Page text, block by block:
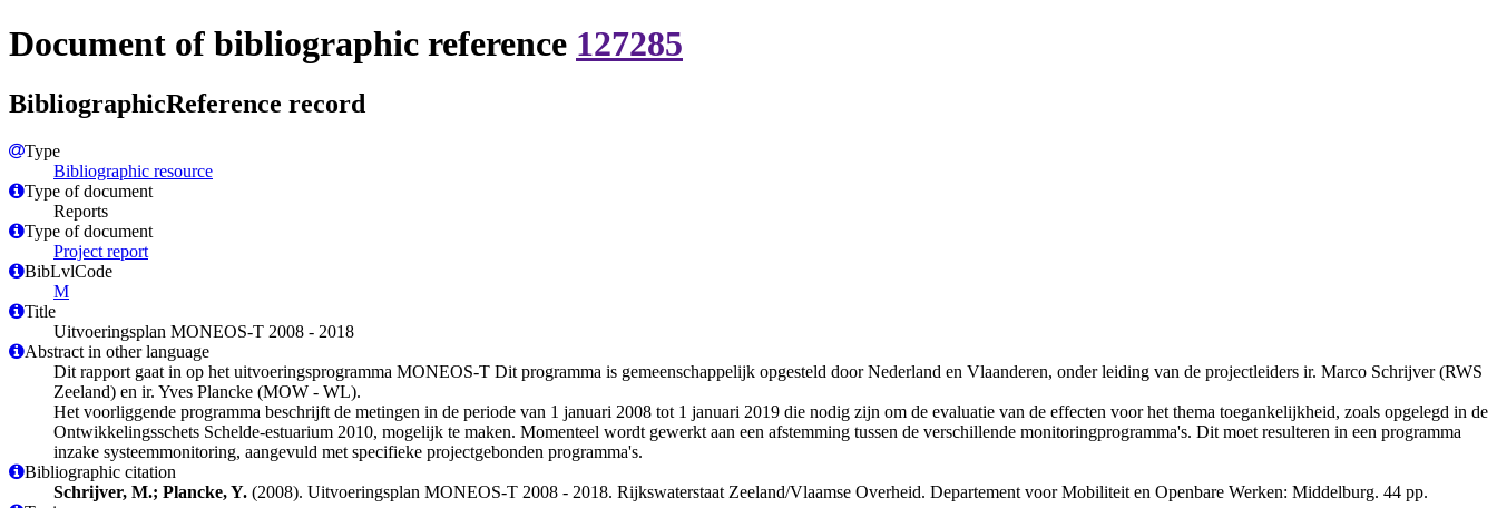
Document of bibliographic reference 127285
BibliographicReference record
Type
Bibliographic resource
Type of document
Reports
Type of document
Project report
BibLvlCode
M
Title
Uitvoeringsplan MONEOS-T 2008 - 2018
Abstract in other language
Dit rapport gaat in op het uitvoeringsprogramma MONEOS-T Dit programma is gemeenschappelijk opgesteld door Nederland en Vlaanderen, onder leiding van de projectleiders ir. Marco Schrijver (RWS
Zeeland) en ir. Yves Plancke (MOW - WL).
Het voorliggende programma beschrijft de metingen in de periode van 1 januari 2008 tot 1 januari 2019 die nodig zijn om de evaluatie van de effecten voor het thema toegankelijkheid, zoals opgelegd in de
Ontwikkelingsschets Schelde-estuarium 2010, mogelijk te maken. Momenteel wordt gewerkt aan een afstemming tussen de verschillende monitoringprogramma's. Dit moet resulteren in een programma
inzake systeemmonitoring, aangevuld met specifieke projectgebonden programma's.
Bibliographic citation
Schrijver, M.; Plancke, Y. (2008). Uitvoeringsplan MONEOS-T 2008 - 2018. Rijkswaterstaat Zeeland/Vlaamse Overheid. Departement voor Mobiliteit en Openbare Werken: Middelburg. 44 pp.